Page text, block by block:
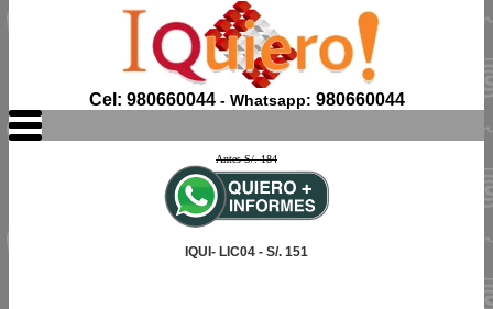
Cel: 980660044- Whatsapp: 980660044
Antes S/. 184
IQUI- LIC04 - S/. 151